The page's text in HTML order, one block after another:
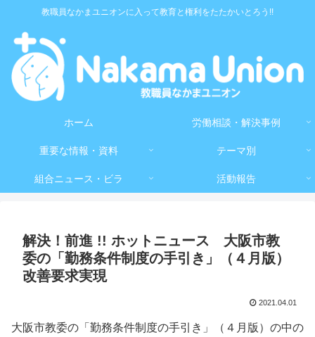
教職員なかまユニオンに入って教育と権利をたたかいとろう!!
ホーム 労働相談・解決事例
重要な情報・資料 テーマ別
組合ニュース・ビラ 活動報告
解決！前進 !! ホットニュース 大阪市教
委の「勤務条件制度の手引き」（４月版）
改善要求実現
2021.04.01
大阪市教委の「勤務条件制度の手引き」（４月版）の中の